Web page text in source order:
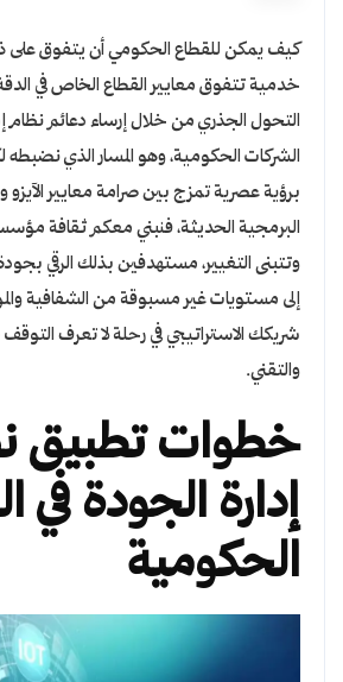
كيف يمكن للقطاع الحكومي أن يتفوق على
خدمية تتفوق معايير القطاع الخاص في
التحول الجذري من خلال إرساء دعائم نظام
الشركات الحكومية، وهو المسار الذي نضبطه
برؤية عصرية تمزج بين صرامة معايير الآيزو
البرمجية الحديثة، فنبني معكم ثقافة
وتتبنى التغيير، مستهدفين بذلك الرقي
إلى مستويات غير مسبوقة من الشفافية
شريكك الاستراتيجي في رحلة لا تعرف التوقف
والتقني.
خطوات تطبيق
إدارة الجودة في
الحكومية